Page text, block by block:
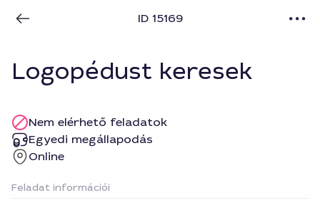
ID 15169
Logopédust keresek
Nem elérhető feladatok
Egyedi megállapodás
Online
Feladat információi